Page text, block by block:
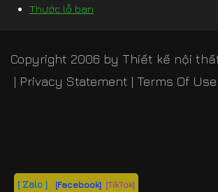
[ Zalo ] [Facebook] [TikTok]
Thước lỗ ban
Copyright 2006 by Thiết kế nội
| Privacy Statement | Terms Of Use